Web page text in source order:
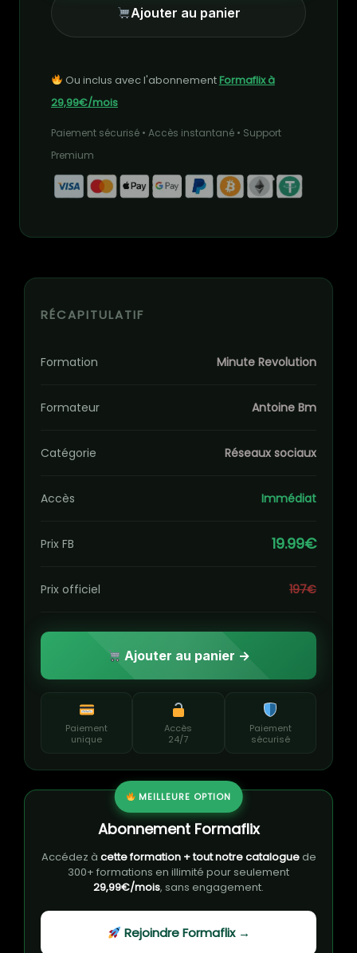
Ajouter au panier
Ou inclus avec l'abonnementFormaflix à
29,99€/mois
Paiement sécurisé • Accès instantané • Support
Premium
RÉCAPITULATIF
Formation Minute Revolution
Formateur Antoine Bm
Catégorie Réseaux sociaux
Accès Immédiat
Prix FB 19.99€
Prix officiel 197€
Ajouter au panier →
Paiement
unique
Accès
24/7
Paiement
sécurisé
MEILLEURE OPTION
Abonnement Formaflix
Accédez à cette formation + tout notre cataloguede
300+ formations en illimité pour seulement
29,99€/mois, sans engagement.
Rejoindre Formaflix →